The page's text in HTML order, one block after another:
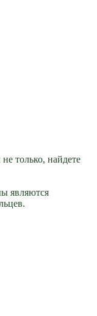
только, найдете
являются